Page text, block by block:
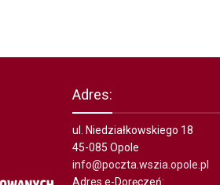
Adres:
ul. Niedziałkowskiego 18
45-085 Opole
info@poczta.wszia.opole.pl
Adres e-Doręczeń: